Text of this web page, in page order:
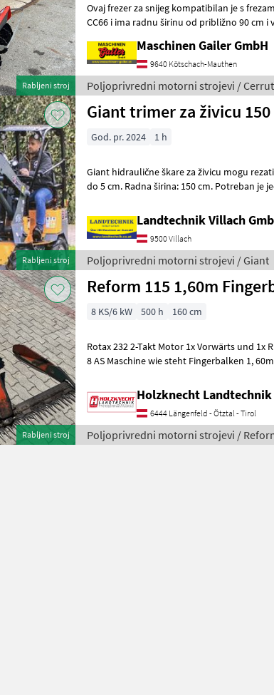
Rabljeni stroj
Ovaj frezer za snijeg kompatibilan je s
CC66 i ima radnu širinu od približno 90 cm i
Maschinen Gailer GmbH
9640 Kötschach-Mauthen
Poljoprivredni motorni strojevi /
Rabljeni stroj
Giant trimer za živicu 150
God. pr. 2024 1 h
Giant hidraulične škare za živicu mogu
do 5 cm. Radna širina: 150 cm. Potreban je
Landtechnik Villach
9500 Villach
Poljoprivredni motorni strojevi / Giant
Rabljeni stroj
Reform 115 1,60m
8 KS/6 kW 500 h 160 cm
Rotax 232 2-Takt Motor 1x Vorwärts und 1x
8 AS Maschine wie steht Fingerbalken 1,
Holzknecht Landtechnik
6444 Längenfeld - Ötztal - Tirol
Poljoprivredni motorni strojevi /